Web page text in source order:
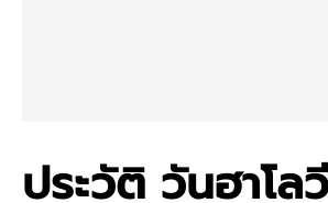
ประวัติ วันฮาโ